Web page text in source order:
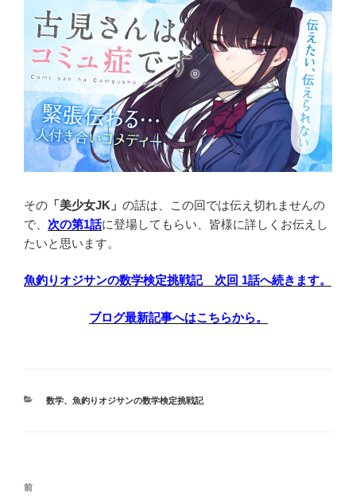
その 「美少女JK」 の話は、この回では伝え切れませんの
で、 次の第1話に登場してもらい、皆様に詳しくお伝えし
たいと思います。
魚釣りオジサンの数学検定挑戦記 次回 1話へ続きます。
ブログ最新記事へはこちらから。
カ
数学、 魚釣りオジサンの数学検定挑戦記
投
前
前